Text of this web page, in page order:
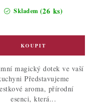
Skladem (26 ks)
magický dotek ve vaší
Představujeme
aroma, přírodní
esenci, která...